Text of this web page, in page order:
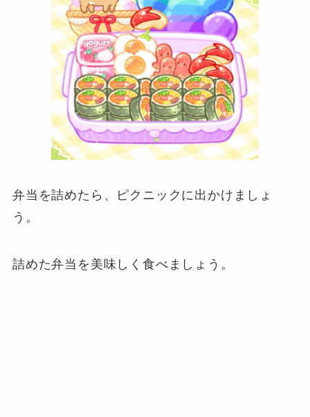
弁当を詰めたら、ピクニックに出かけましょ
う。
詰めた弁当を美味しく食べましょう。